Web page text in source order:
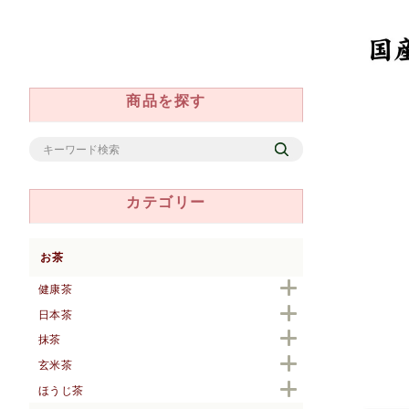
商品を探す
カテゴリー
お茶
健康茶
日本茶
抹茶
玄米茶
ほうじ茶